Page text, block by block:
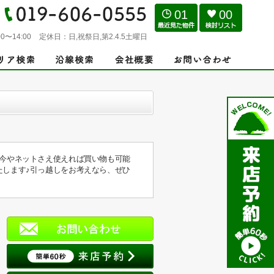
〜14:00 定休日： 日,祝祭日,第2.4.5土曜日
01 00
やネットさえ使えれば買い物も可能
ます♪引っ越しをお考えなら、ぜひ